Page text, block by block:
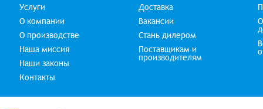
Услуги
О компании
О производстве
Наша миссия
Наши законы
Контакты
Доставка
Вакансии
Стань дилером
Поставщикам и
производителям